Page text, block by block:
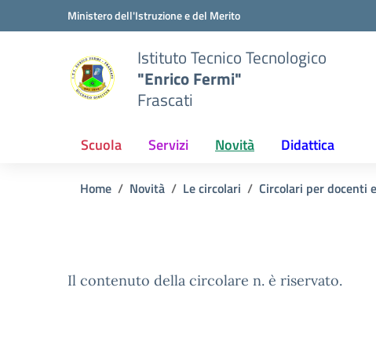
Vai ai contenuti
Vai al menu di navigazioneMinistero dell'Istruzione e del Merito
Istituto Tecnico Tecnologico
"Enrico Fermi"
Frascati
Scuola Servizi Novità Didattica
Home Novità Le circolari Circolari per docenti
Il contenuto della circolare n. è riservato.